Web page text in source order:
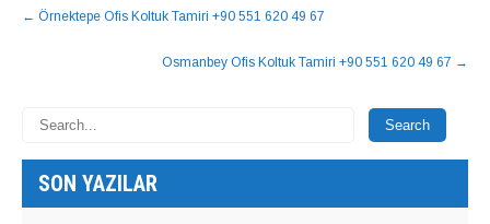
← Örnektepe Ofis Koltuk Tamiri +90 551 620 49 67
Osmanbey Ofis Koltuk Tamiri +90 551 620 49 67 →
SON YAZILAR